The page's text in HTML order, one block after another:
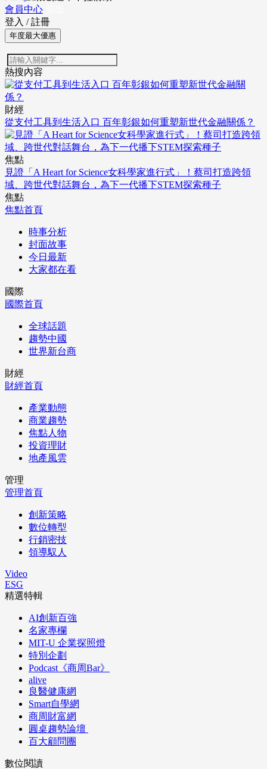
會員中心
登入 / 註冊
年度最大優惠
熱搜內容
財經
從支付工具到生活入口 百年彰銀如何重塑新世代金融關係？
焦點
見證「A Heart for Science女科學家進行式」！蔡司打造跨領
域、跨世代對話舞台，為下一代播下STEM探索種子
焦點
焦點首頁
時事分析
封面故事
今日最新
大家都在看
國際
國際首頁
全球話題
趨勢中國
世界新台商
財經
財經首頁
產業動態
商業趨勢
焦點人物
投資理財
地產風雲
管理
管理首頁
創新策略
數位轉型
行銷密技
領導馭人
Video
ESG
精選特輯
AI創新百強
名家專欄
MIT-U 企業探照燈
特別企劃
Podcast《商周Bar》
alive
良醫健康網
Smart自學網
商周財富網
圓桌趨勢論壇
百大顧問團
數位閱讀